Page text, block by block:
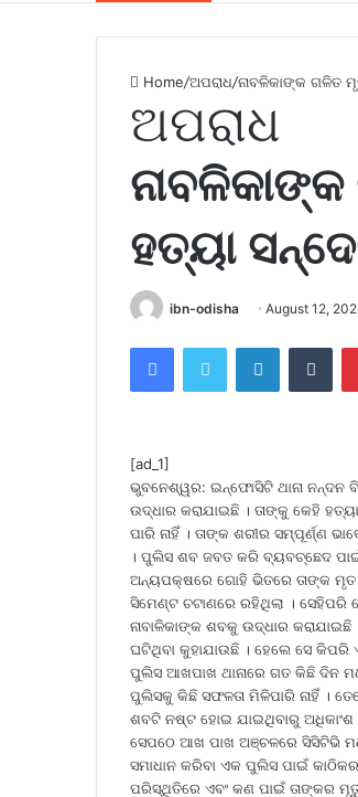
Home/ଅପରାଧ/ନାବଳିକାଙ୍କ ଗଳିତ
ଅପରାଧ
ହତ୍ୟା
ibn-odisha August 12,
FacebookTwitter LinkedIn
[ad_1]
ଭୁବନେଶ୍ୱର: ଇନ୍‌ଫୋସିଟି ଥାନା ନନ୍ଦନ
ଉଦ୍ଧାର କରାଯାଇଛି । ତାଙ୍କୁ କେହି
ପାରି ନାହିଁ । ତାଙ୍କ ଶରୀର ସମ୍ପୂର୍ଣ୍ଣ
। ପୁଲିସ ଶବ ଜବତ କରି ବ୍ୟବଚ୍ଛେଦ
ଅନ୍ୟପକ୍ଷରେ ଗୋହି ଭିତରେ ତାଙ୍କ ମୃତ
ସିମେଣ୍ଟ ଚଟାଣରେ ରହିଥିଲା ।
ନାବାଳିକାଙ୍କ ଶବକୁ ଉଦ୍ଧାର
ଘଟିଥିବା କୁହାଯାଉଛି । ହେଲେ ସେ କିପରି
ପୁଲିସ ଆଖପାଖ ଥାନାରେ ଗତ କିଛି ଦିନ
ପୁଲିସକୁ କିଛି ସଫଳତା ମିଳିପାରି ନାହିଁ ।
ଶବଟି ନଷ୍ଟ ହୋଇ ଯାଇଥିବାରୁ
ସେପଠେ ଆଖ ପାଖ ଅଞ୍ଚଳରେ ସିସିଟିଭି
ସମାଧାନ କରିବା ଏକ ପୁଲିସ ପାଇଁ
ପରିସ୍ଥିତିରେ ଏବଂ କଣ ପାଇଁ ତାଙ୍କର